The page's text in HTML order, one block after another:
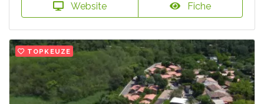
Website Fiche
TOPKEUZE